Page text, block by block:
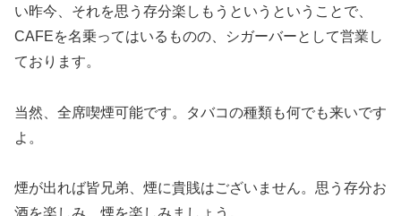
い昨今、それを思う存分楽しもうというということで、
CAFEを名乗ってはいるものの、シガーバーとして営業し
ております。
当然、全席喫煙可能です。タバコの種類も何でも来いです
よ。
煙が出れば皆兄弟、煙に貴賎はございません。思う存分お